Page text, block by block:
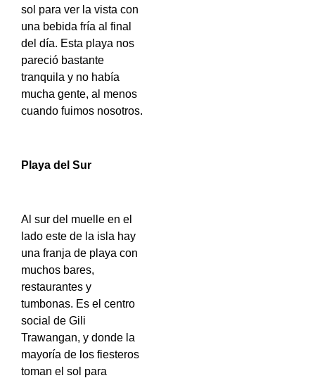
sol para ver la vista con
una bebida fría al final
del día. Esta playa nos
pareció bastante
tranquila y no había
mucha gente, al menos
cuando fuimos nosotros.
Playa del Sur
Al sur del muelle en el
lado este de la isla hay
una franja de playa con
muchos bares,
restaurantes y
tumbonas. Es el centro
social de Gili
Trawangan, y donde la
mayoría de los fiesteros
toman el sol para